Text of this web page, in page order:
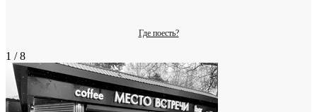
Где поесть?
1 / 8